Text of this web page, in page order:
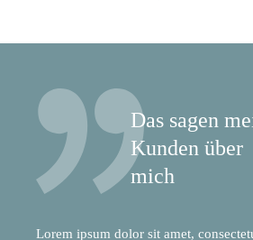
Das sagen
Kunden über
mich
Lorem ipsum dolor sit amet,